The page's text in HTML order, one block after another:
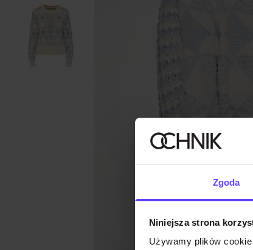
Zgoda
Niniejsza strona
Używamy plików